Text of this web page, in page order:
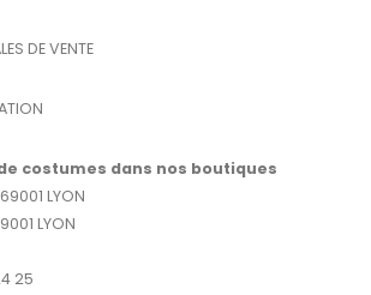
DE VENTE
costumes dans nos boutiques
LYON
LYON
25